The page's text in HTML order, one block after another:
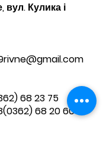
вул. Кулика і
68 23 75
68 20 60